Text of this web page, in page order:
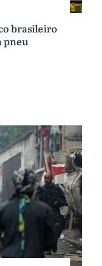
brasileiro
pneu